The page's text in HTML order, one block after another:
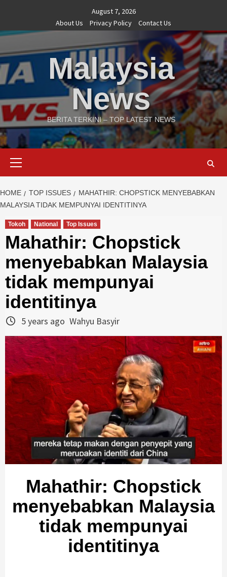
content
August 7, 2026
About Us
Privacy Policy Contact Us
Malaysia
News
BERITA TERKINI – TOP LATEST NEWS
HOME TOP ISSUES
MAHATHIR: CHOPSTICK MENYEBABKAN
MALAYSIA TIDAK MEMPUNYAI IDENTITINYA
Tokoh National Top Issues
Mahathir: Chopstick
menyebabkan Malaysia
tidak mempunyai
identitinya
5 years ago Wahyu Basyir
Mahathir: Chopstick
menyebabkan Malaysia
tidak mempunyai
identitinya